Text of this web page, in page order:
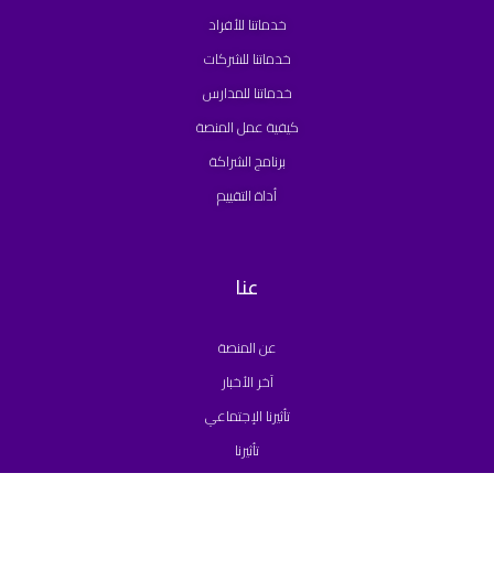
عنا
عن المنصة
آخر الأخبار
تأثيرنا الإجتماعي
تأثيرنا
خدماتنا للأفراد
خدماتنا للشركات
خدماتنا للمدارس
كيفية عمل المنصة
برنامج الشراكة
أداة التقييم